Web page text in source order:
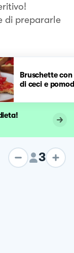
di prepararle
Bruschette
di ceci e
3